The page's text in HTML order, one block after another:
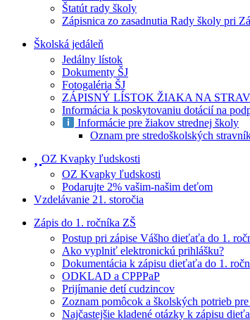
Štatút rady školy
Zápisnica zo zasadnutia Rady školy pri
Školská jedáleň
Jedálny lístok
Dokumenty ŠJ
Fotogaléria ŠJ
ZÁPISNÝ LÍSTOK ŽIAKA NA
Informácia k poskytovaniu dotácií na
Informácie pre žiakov strednej školy
Oznam pre stredoškolských
OZ Kvapky ľudskosti
OZ Kvapky ľudskosti
Podarujte 2% vašim-našim deťom
Vzdelávanie 21. storočia
Zápis do 1. ročníka ZŠ
Postup pri zápise Vášho dieťaťa do 1.
Ako vyplniť elektronickú prihlášku?
Dokumentácia k zápisu dieťaťa do 1.
ODKLAD a CPPPaP
Prijímanie detí cudzincov
Zoznam pomôcok a školských potrieb
Najčastejšie kladené otázky k zápisu